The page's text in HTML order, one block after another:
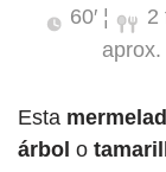
60′ ¦
2
aprox.
Esta
árbol o